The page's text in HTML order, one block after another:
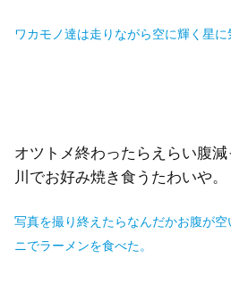
ワカモノ達は走りながら空に輝く星に
オツトメ終わったらえらい腹
川でお好み焼き食うたわいや。
写真を撮り終えたらなんだかお腹が
ニでラーメンを食べた。